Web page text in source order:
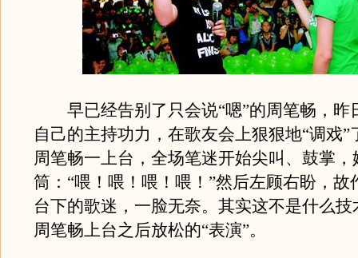
早已经告别了只会说“嗯”的周笔畅，昨
自己的主持功力，在歌友会上狠狠地“调戏”
周笔畅一上台，全场笔迷开始尖叫、鼓掌，
筒：“喂！喂！喂！喂！”然后左顾右盼，故
台下的歌迷，一脸无奈。其实这不是什么
周笔畅上台之后放松的“表演”。